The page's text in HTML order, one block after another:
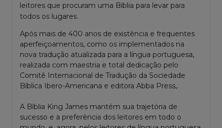
leitores que procuram uma Bíblia para levar para
todos os lugares.
Após mais de 400 anos de existência e frequentes
aperfeiçoamentos, como os implementados na
nova tradução atualizada para a língua portuguesa,
realizada com maestria e total dedicação pelo
Comitê Internacional de Tradução da Sociedade
Bíblica Ibero-Americana e editora Abba Press,.
A Bíblia King James mantém sua trajetória de
sucesso e a preferência dos leitores em todo o